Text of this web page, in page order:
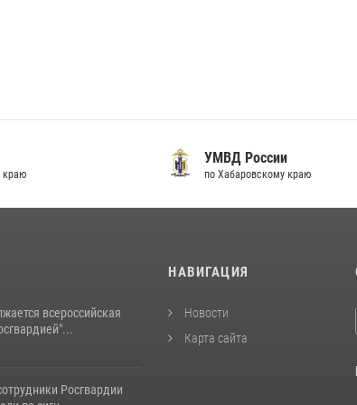
УМВД России
по Хабаровскому краю
всероссийская
Росгвардии
НАВИГАЦИЯ
Новости
Карта сайта